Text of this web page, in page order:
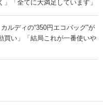
」「全てに大満足しています」
ルディの“350円エコバッグ”が
い」「結局これが一番使いや